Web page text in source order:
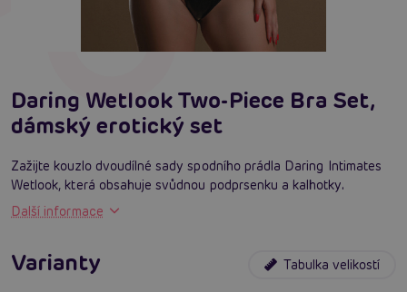
Daring Wetlook Two-Piece Bra Set,
dámský erotický set
Zažijte kouzlo dvoudílné sady spodního prádla Daring Intimates
Wetlook, která obsahuje svůdnou podprsenku a kalhotky.
Další informace
Varianty Tabulka velikostí